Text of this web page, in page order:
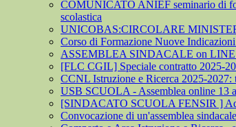
COMUNICATO ANIEF seminario di
scolastica
UNICOBAS:CIRCOLARE
Corso di Formazione Nuove
ASSEMBLEA SINDACALE on
[FLC CGIL] Speciale contratto 2025-
CCNL Istruzione e Ricerca 2025-2027:
USB SCUOLA - Assemblea online 13
[SINDACATO SCUOLA FENSIR ]
Convocazione di un'assemblea